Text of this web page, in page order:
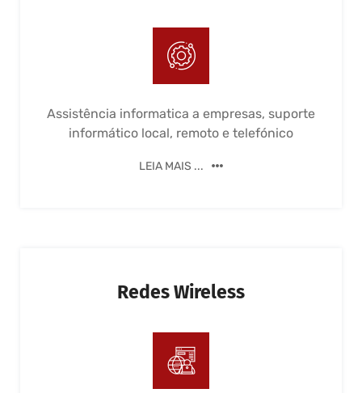
Assistência informatica a empresas, suporte
informático local, remoto e telefónico
LEIA MAIS ...
Redes Wireless